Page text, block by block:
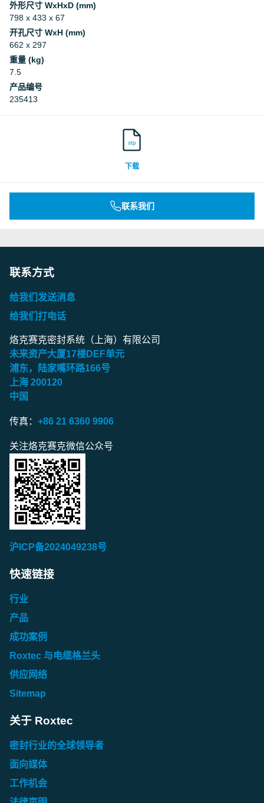
外形尺寸 WxHxD (mm)
798 x 433 x 67
开孔尺寸 WxH (mm)
662 x 297
重量 (kg)
7.5
产品编号
235413
stp
下载
联系我们
联系方式
给我们发送消息
给我们打电话
烙克赛克密封系统（上海）有限公司
未来资产大厦17楼DEF单元
浦东，陆家嘴环路166号
上海 200120
中国
传真： +86 21 6360 9906
关注烙克赛克微信公众号
沪ICP备2024049238号
快速链接
行业
产品
成功案例
Roxtec 与电缆格兰头
供应网络
Sitemap
关于 Roxtec
密封行业的全球领导者
面向媒体
工作机会